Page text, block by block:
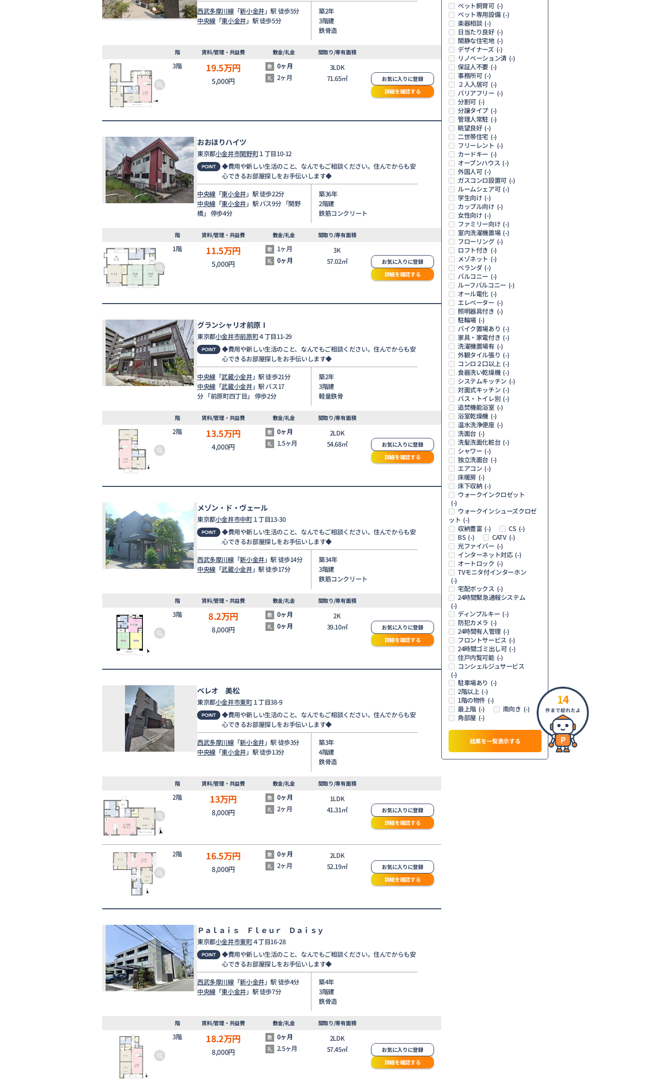
西武多摩川線「新小金井」駅 徒歩5分
中央線「東小金井」駅 徒歩5分
築2年
3階建
鉄骨造
階 賃料/管理・共益費 敷金/礼金 間取り/専有面積
3階 19.5万円
5,000円
敷 0ヶ月
礼 2ヶ月
3LDK
71.65㎡
お気に入りに登録
詳細を確認する
おおほりハイツ
東京都小金井市関野町１丁目10-12
◆費用や新しい生活のこと、なんでもご相談ください。住んでからも安
心できるお部屋探しをお手伝いします◆
中央線「東小金井」駅 徒歩22分
中央線「東小金井」駅 バス9分 「関野
橋」 停歩4分
築36年
2階建
鉄筋コンクリート
階 賃料/管理・共益費 敷金/礼金 間取り/専有面積
1階 11.5万円
5,000円
敷 1ヶ月
礼 0ヶ月
3K
57.02㎡
お気に入りに登録
詳細を確認する
グランシャリオ前原Ⅰ
東京都小金井市前原町４丁目11-29
◆費用や新しい生活のこと、なんでもご相談ください。住んでからも安
心できるお部屋探しをお手伝いします◆
中央線「武蔵小金井」駅 徒歩21分
中央線「武蔵小金井」駅 バス17
分 「前原町四丁目」 停歩2分
築2年
3階建
軽量鉄骨
階 賃料/管理・共益費 敷金/礼金 間取り/専有面積
2階 13.5万円
4,000円
敷 0ヶ月
礼 1.5ヶ月
2LDK
54.68㎡
お気に入りに登録
詳細を確認する
メゾン・ド・ヴェール
東京都小金井市中町１丁目13-30
◆費用や新しい生活のこと、なんでもご相談ください。住んでからも安
心できるお部屋探しをお手伝いします◆
西武多摩川線「新小金井」駅 徒歩14分
中央線「武蔵小金井」駅 徒歩17分
築34年
3階建
鉄筋コンクリート
階 賃料/管理・共益費 敷金/礼金 間取り/専有面積
3階 8.2万円
8,000円
敷 0ヶ月
礼 0ヶ月
2K
39.10㎡
お気に入りに登録
詳細を確認する
ベレオ 美松
東京都小金井市東町１丁目38-9
◆費用や新しい生活のこと、なんでもご相談ください。住んでからも安
心できるお部屋探しをお手伝いします◆
西武多摩川線「新小金井」駅 徒歩3分
中央線「東小金井」駅 徒歩13分
築3年
4階建
鉄骨造
階 賃料/管理・共益費 敷金/礼金 間取り/専有面積
2階 13万円
8,000円
敷 0ヶ月
礼 2ヶ月
1LDK
41.31㎡
お気に入りに登録
詳細を確認する
2階 16.5万円
8,000円
敷 0ヶ月
礼 2ヶ月
2LDK
52.19㎡
お気に入りに登録
詳細を確認する
Ｐａｌａｉｓ Ｆｌｅｕｒ Ｄａｉｓｙ
東京都小金井市東町４丁目16-28
◆費用や新しい生活のこと、なんでもご相談ください。住んでからも安
心できるお部屋探しをお手伝いします◆
西武多摩川線「新小金井」駅 徒歩4分
中央線「東小金井」駅 徒歩7分
築4年
3階建
鉄骨造
階 賃料/管理・共益費 敷金/礼金 間取り/専有面積
3階 18.2万円
8,000円
敷 0ヶ月
礼 2.5ヶ月
2LDK
57.45㎡
お気に入りに登録
詳細を確認する
ペット飼育可 (-)
ペット専用設備 (-)
楽器相談 (-)
日当たり良好 (-)
閑静な住宅地 (-)
デザイナーズ (-)
リノベーション済 (-)
保証人不要 (-)
事務所可 (-)
２人入居可 (-)
バリアフリー (-)
分割可 (-)
分譲タイプ (-)
管理人常駐 (-)
眺望良好 (-)
二世帯住宅 (-)
フリーレント (-)
カードキー (-)
オープンハウス (-)
外国人可 (-)
ガスコンロ設置可 (-)
ルームシェア可 (-)
学生向け (-)
カップル向け (-)
女性向け (-)
ファミリー向け (-)
室内洗濯機置場 (-)
フローリング (-)
ロフト付き (-)
メゾネット (-)
ベランダ (-)
バルコニー (-)
ルーフバルコニー (-)
オール電化 (-)
エレベーター (-)
照明器具付き (-)
駐輪場 (-)
バイク置場あり (-)
家具・家電付き (-)
洗濯機置場有 (-)
外観タイル張り (-)
コンロ２口以上 (-)
食器洗い乾燥機 (-)
システムキッチン (-)
対面式キッチン (-)
バス・トイレ別 (-)
追焚機能浴室 (-)
浴室乾燥機 (-)
温水洗浄便座 (-)
洗面台 (-)
洗髪洗面化粧台 (-)
シャワー (-)
独立洗面台 (-)
エアコン (-)
床暖房 (-)
床下収納 (-)
ウォークインクロゼット
(-)
ウォークインシューズクロゼ
ット (-)
収納豊富 (-) CS (-)
BS (-) CATV (-)
光ファイバー (-)
インターネット対応 (-)
オートロック (-)
TVモニタ付インターホン
(-)
宅配ボックス (-)
24時間緊急通報システム
(-)
ディンプルキー (-)
防犯カメラ (-)
24時間有人管理 (-)
フロントサービス (-)
24時間ゴミ出し可 (-)
住戸内覧可能 (-)
コンシェルジュサービス
(-)
駐車場あり (-)
2階以上 (-)
1階の物件 (-)
最上階 (-) 南向き (-)
角部屋 (-)
結果を一覧表示する
14